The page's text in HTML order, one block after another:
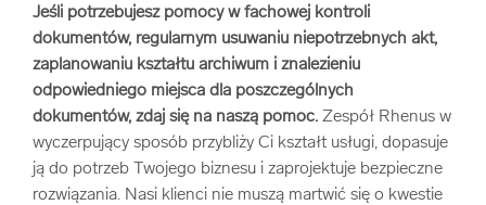
Jeśli potrzebujesz pomocy w fachowej kontroli
dokumentów, regularnym usuwaniu niepotrzebnych akt,
zaplanowaniu kształtu archiwum i znalezieniu
odpowiedniego miejsca dla poszczególnych
dokumentów, zdaj się na naszą pomoc. Zespół Rhenus w
wyczerpujący sposób przybliży Ci kształt usługi, dopasuje
ją do potrzeb Twojego biznesu i zaprojektuje bezpieczne
rozwiązania. Nasi klienci nie muszą martwić się o kwestie